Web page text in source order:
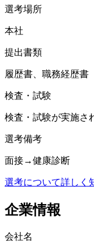
選考場所
本社
提出書類
履歴書、職務経歴書
検査・試験
検査・試験が実施さ
選考備考
面接→健康診断
選考について詳しく
企業情報
会社名